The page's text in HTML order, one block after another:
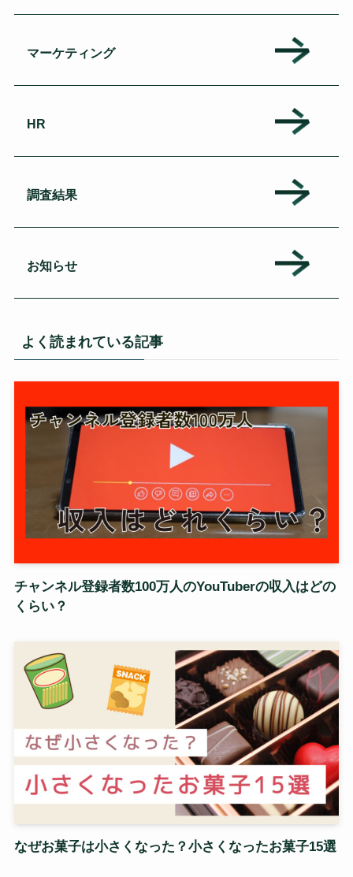
マーケティング
HR
調査結果
お知らせ
よく読まれている記事
チャンネル登録者数100万人のYouTuberの収入はどの
くらい？
なぜお菓子は小さくなった？小さくなったお菓子15選